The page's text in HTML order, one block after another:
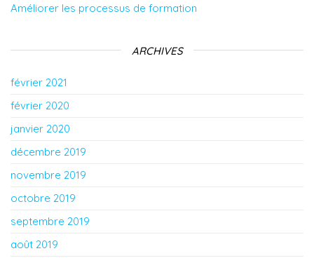
Améliorer les processus de formation
ARCHIVES
février 2021
février 2020
janvier 2020
décembre 2019
novembre 2019
octobre 2019
septembre 2019
août 2019